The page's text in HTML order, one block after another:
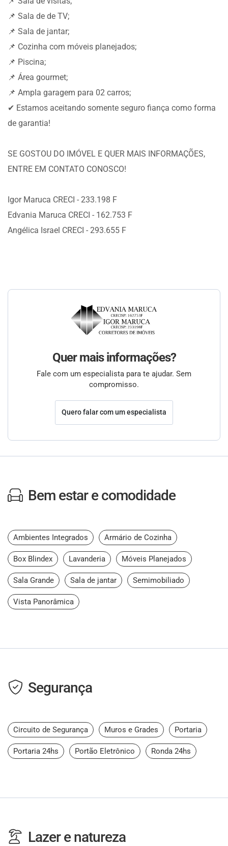
📌 Sala de de TV;
📌 Sala de jantar;
📌 Cozinha com móveis planejados;
📌 Piscina;
📌 Área gourmet;
📌 Ampla garagem para 02 carros;
✔ Estamos aceitando somente seguro fiança como forma
de garantia!
SE GOSTOU DO IMÓVEL E QUER MAIS INFORMAÇÕES,
ENTRE EM CONTATO CONOSCO!
Igor Maruca CRECI - 233.198 F
Edvania Maruca CRECI - 162.753 F
Angélica Israel CRECI - 293.655 F
Quer mais informações?
Fale com um especialista para te ajudar. Sem
compromisso.
Quero falar com um especialista
Bem estar e comodidade
Ambientes Integrados Armário de Cozinha
Box Blindex Lavanderia Móveis Planejados
Sala Grande Sala de jantar Semimobiliado
Vista Panorâmica
Segurança
Circuito de Segurança Muros e Grades Portaria
Portaria 24hs Portão Eletrônico Ronda 24hs
Lazer e natureza